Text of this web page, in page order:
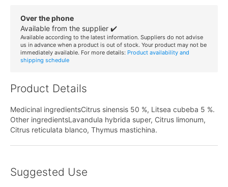
Over the phone
Available from the supplier ✔️
Available according to the latest information. Suppliers do not advise
us in advance when a product is out of stock. Your product may not be
immediately available. For more details: Product availability and
shipping schedule
Product Details
Medicinal ingredientsCitrus sinensis 50 %, Litsea cubeba 5 %.
Other ingredientsLavandula hybrida super, Citrus limonum,
Citrus reticulata blanco, Thymus mastichina.
Suggested Use